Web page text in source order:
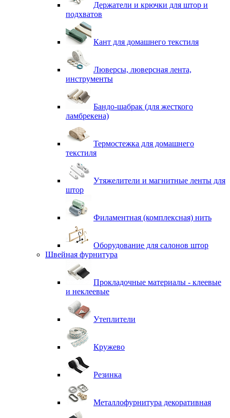
Держатели и крючки для штор и
подхватов
Кант для домашнего текстиля
Люверсы, люверсная лента,
инструменты
Бандо-шабрак (для жесткого
ламбрекена)
Термостежка для домашнего
текстиля
Утяжелители и магнитные ленты для
штор
Филаментная (комплексная) нить
Оборудование для салонов штор
Швейная фурнитура
Прокладочные материалы - клеевые
и неклеевые
Утеплители
Кружево
Резинка
Металлофурнитура декоративная